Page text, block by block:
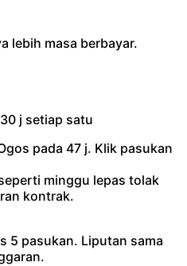
lebih masa berbayar.
j setiap satu
pada 47 j. Klik pasukan
minggu lepas tolak
kontrak.
5 pasukan. Liputan sama